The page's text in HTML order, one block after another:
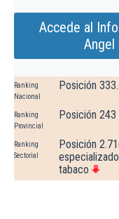
Accede al
Angel
Ranking
Nacional
Posición
Ranking
Provincial
Posición
Ranking
Sectorial
Posición
tabaco